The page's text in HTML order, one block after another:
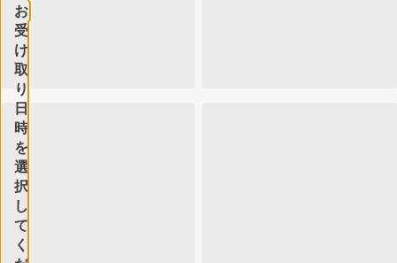
お
受
け
取
り
日
時
を
選
択
し
て
く